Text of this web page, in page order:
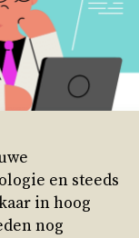
en steeds
in hoog
nog